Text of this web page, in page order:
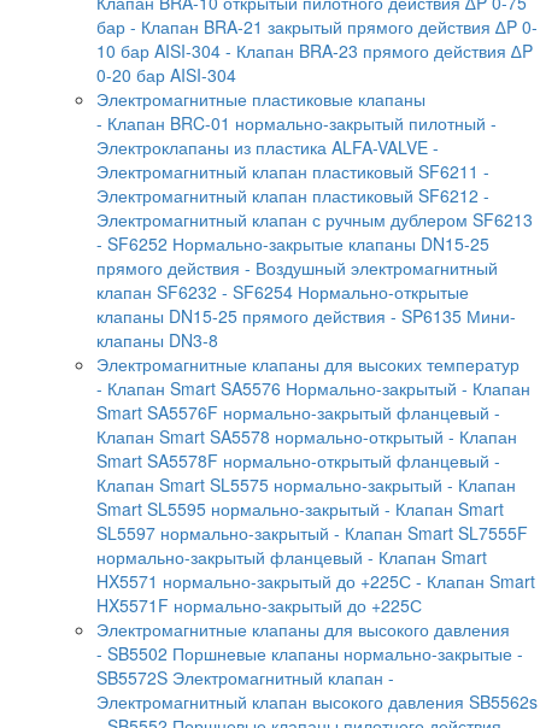
бар - Клапан BRA-21 закрытый прямого действия ∆P 0-
10 бар AISI-304 - Клапан BRA-23 прямого действия ∆P
0-20 бар AISI-304
Электромагнитные пластиковые клапаны
- Клапан BRC-01 нормально-закрытый пилотный -
Электроклапаны из пластика ALFA-VALVE -
Электромагнитный клапан пластиковый SF6211 -
Электромагнитный клапан пластиковый SF6212 -
Электромагнитный клапан с ручным дублером SF6213
- SF6252 Нормально-закрытые клапаны DN15-25
прямого действия - Воздушный электромагнитный
клапан SF6232 - SF6254 Нормально-открытые
клапаны DN15-25 прямого действия - SP6135 Мини-
клапаны DN3-8
Электромагнитные клапаны для высоких температур
- Клапан Smart SA5576 Нормально-закрытый - Клапан
Smart SA5576F нормально-закрытый фланцевый -
Клапан Smart SA5578 нормально-открытый - Клапан
Smart SA5578F нормально-открытый фланцевый -
Клапан Smart SL5575 нормально-закрытый - Клапан
Smart SL5595 нормально-закрытый - Клапан Smart
SL5597 нормально-закрытый - Клапан Smart SL7555F
нормально-закрытый фланцевый - Клапан Smart
HX5571 нормально-закрытый до +225С - Клапан Smart
HX5571F нормально-закрытый до +225С
Электромагнитные клапаны для высокого давления
- SB5502 Поршневые клапаны нормально-закрытые -
SB5572S Электромагнитный клапан -
Электромагнитный клапан высокого давления SB5562s